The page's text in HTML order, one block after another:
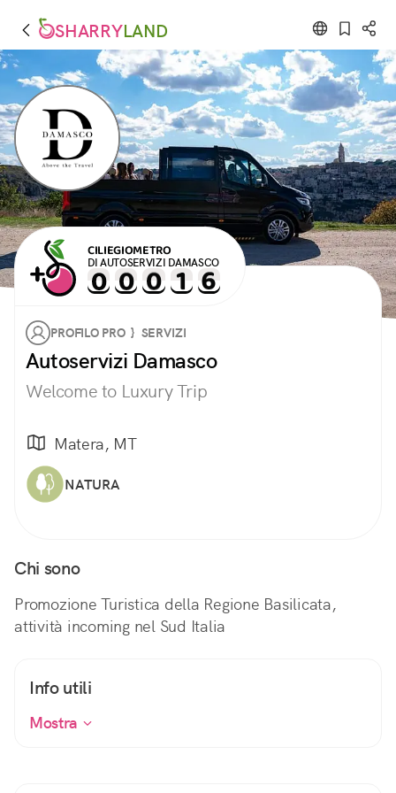
SHARRYLAND
CILIEGIOMETRO
DI AUTOSERVIZI DAMASCO
PROFILO PRO } SERVIZI
Autoservizi Damasco
Welcome to Luxury Trip
Matera, MT
NATURA
Chi sono
Promozione Turistica della Regione Basilicata,
attività incoming nel Sud Italia
Info utili
Mostra